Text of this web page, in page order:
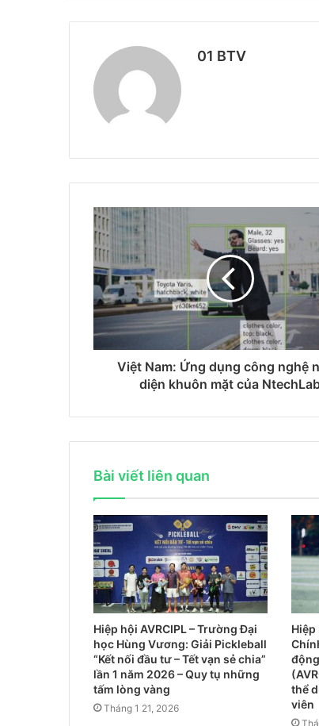
01 BTV
Việt Nam: Ứng dụng công nghệ
diện khuôn mặt của
Bài viết liên quan
Hiệp hội AVRCIPL – Trường Đại
học Hùng Vương: Giải Pickleball
“Kết nối đầu tư – Tết vạn sẻ chia”
lần 1 năm 2026 – Quy tụ những
tấm lòng vàng
Tháng 1 21, 2026
Hiệp
thể
viên